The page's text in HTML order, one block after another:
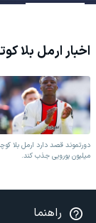
اخبارارمل بلا
میلیون یورویی جذب کند.
راهنما